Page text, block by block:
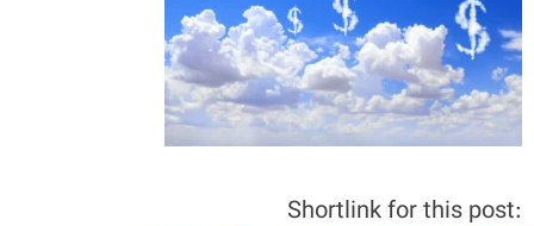
Shortlink for this post: